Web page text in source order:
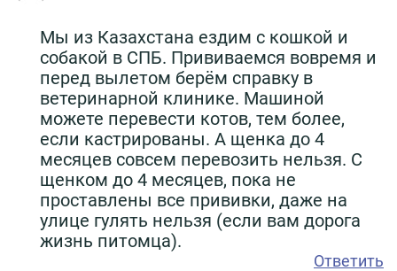
Мы из Казахстана ездим с кошкой и
собакой в СПБ. Прививаемся вовремя и
перед вылетом берём справку в
ветеринарной клинике. Машиной
можете перевести котов, тем более,
если кастрированы. А щенка до 4
месяцев совсем перевозить нельзя. С
щенком до 4 месяцев, пока не
проставлены все прививки, даже на
улице гулять нельзя (если вам дорога
жизнь питомца).
Ответить